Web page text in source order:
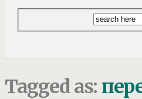
Tagged as: